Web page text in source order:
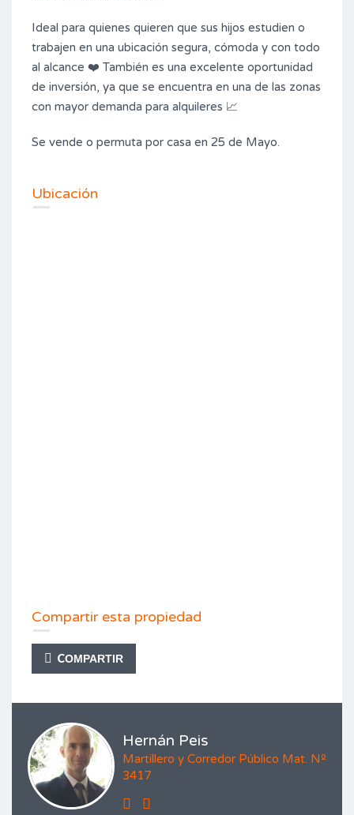
Ideal para quienes quieren que sus hijos estudien o
trabajen en una ubicación segura, cómoda y con todo
al alcance ❤️ También es una excelente oportunidad
de inversión, ya que se encuentra en una de las zonas
con mayor demanda para alquileres 📈
Se vende o permuta por casa en 25 de Mayo.
Ubicación
Compartir esta propiedad
COMPARTIR
Hernán Peis
Martillero y Corredor Público Mat. Nº
3417